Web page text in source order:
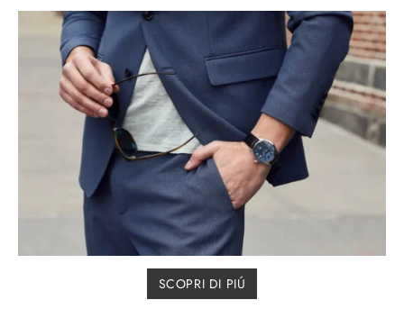
SCOPRI DI PIÚ